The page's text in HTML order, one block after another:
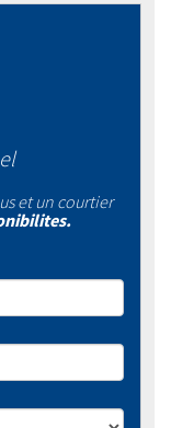
et un courtier